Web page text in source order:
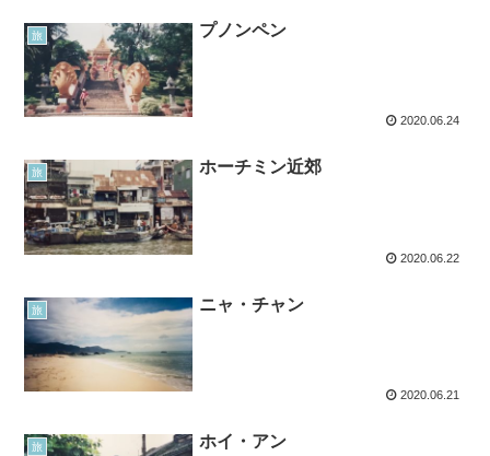
旅 プノンペン
2020.06.24
旅 ホーチミン近郊
2020.06.22
旅 ニャ・チャン
2020.06.21
旅 ホイ・アン